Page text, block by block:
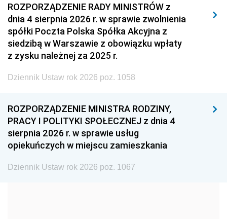
2011 2010 2009
2008 2007 2006
2005 2004 2003
2002 2001
1999 1998
1993 1992 1991
1990 1989
1987 1986 1985
1984 1983
ROZPORZĄDZENIE RADY MINISTRÓW z
dnia 4 sierpnia 2026 r. w sprawie zwolnienia
spółki Poczta Polska Spółka Akcyjna z
siedzibą w Warszawie z obowiązku wpłaty
z zysku należnej za 2025 r.
Dziennik Ustaw rok 2026 poz. 1058
ROZPORZĄDZENIE MINISTRA RODZINY,
PRACY I POLITYKI SPOŁECZNEJ z dnia 4
sierpnia 2026 r. w sprawie usług
opiekuńczych w miejscu zamieszkania
Dziennik Ustaw rok 2026 poz. 1067